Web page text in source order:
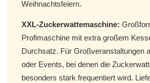
Weihnachtsfeiern.
XXL-Zuckerwattemaschine:
Profimaschine mit extra großem
Durchsatz. Für Großveranstaltungen
oder Events, bei denen die
besonders stark frequentiert wird.